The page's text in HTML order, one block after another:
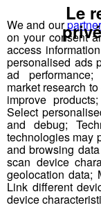
We and our
on your consent
access
personalised ads
ad
market research
improve
Select
and debug;
technologies may
and browsing
scan device
geolocation data;
Link different
device
Le